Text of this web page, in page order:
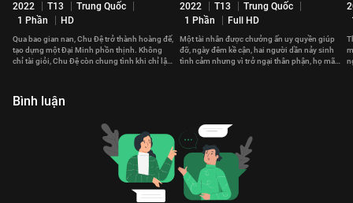
2022 T13
Trung Quốc
1 Phần
HD
Qua bao gian nan, Chu Đệ trở thành hoàng đế,
tạo dựng một Đại Minh phồn thịnh. Không
chỉ tài giỏi, Chu Đệ còn chung tình khi chỉ lập
2022 T13
Trung Quốc
1 Phần
Full HD
Một tài nhân được chưởng ấn uy quyền giúp
đỡ, ngày đêm kề cận, hai người dần nảy sinh
tình cảm nhưng vì trở ngại thân phận, họ mãi
Bình luận